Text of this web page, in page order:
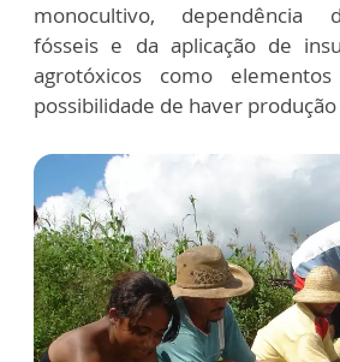
monocultivo, dependência
fósseis e da aplicação de
agrotóxicos como
possibilidade de haver